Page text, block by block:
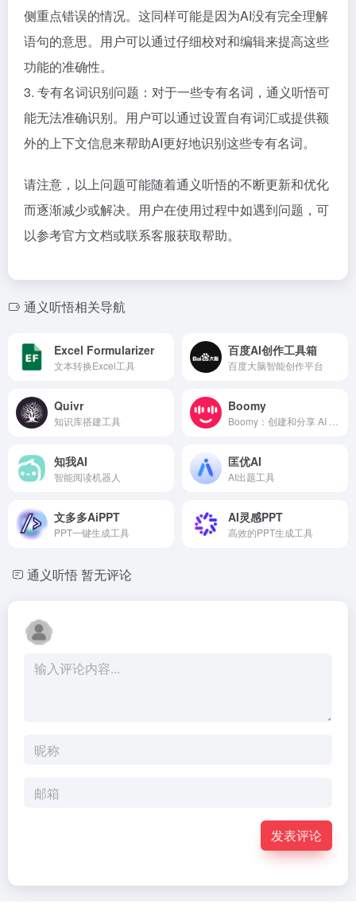
侧重点错误的情况。这同样可能是因为AI没有完全理解
语句的意思。用户可以通过仔细校对和编辑来提高这些
功能的准确性。
3. 专有名词识别问题：对于一些专有名词，通义听悟可
能无法准确识别。用户可以通过设置自有词汇或提供额
外的上下文信息来帮助AI更好地识别这些专有名词。
请注意，以上问题可能随着通义听悟的不断更新和优化
而逐渐减少或解决。用户在使用过程中如遇到问题，可
以参考官方文档或联系客服获取帮助。
通义听悟相关导航
Excel Formularizer
文本转换Excel工具
百度AI创作工具箱
百度大脑智能创作平台
Quivr
知识库搭建工具
Boomy
知我AI
智能阅读机器人
匡优AI
AI出题工具
文多多AiPPT
PPT一键生成工具
AI灵感PPT
高效的PPT生成工具
通义听悟暂无评论
发表评论